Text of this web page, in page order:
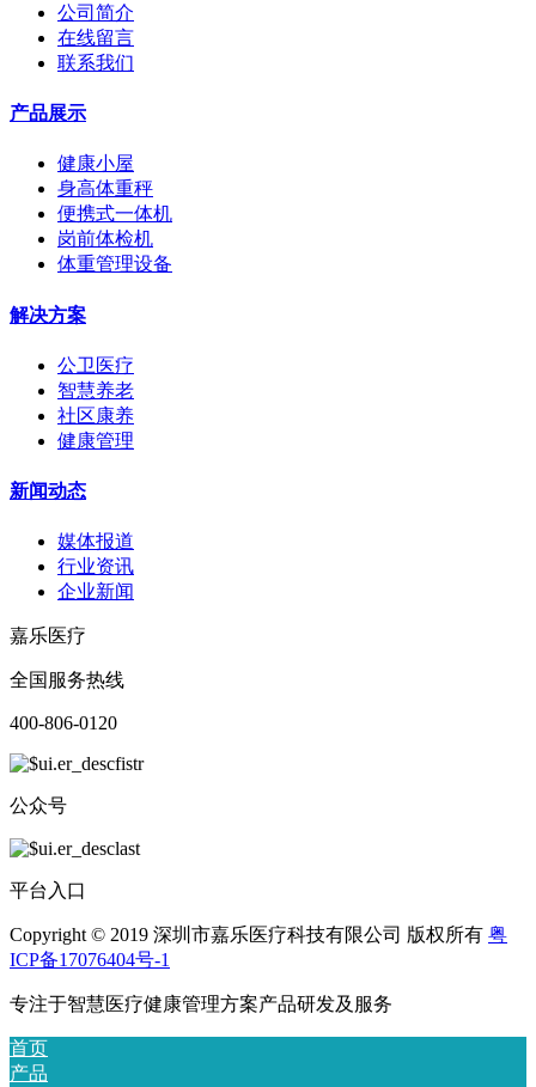
公司简介
在线留言
联系我们
产品展示
健康小屋
身高体重秤
便携式一体机
岗前体检机
体重管理设备
解决方案
公卫医疗
智慧养老
社区康养
健康管理
新闻动态
媒体报道
行业资讯
企业新闻
嘉乐医疗
全国服务热线
400-806-0120
公众号
平台入口
Copyright © 2019 深圳市嘉乐医疗科技有限公司 版权所有 粤
ICP备17076404号-1
专注于智慧医疗健康管理方案产品研发及服务
首页
产品